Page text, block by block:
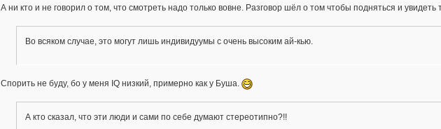
А ни кто и не говорил о том, что смотреть надо только вовне. Разговор шёл о том чтобы подняться и увидеть
Во всяком случае, это могут лишь индивидуумы с очень высоким ай-кью.
Спорить не буду, бо у меня IQ низкий, примерно как у Буша.
А кто сказал, что эти люди и сами по себе думают стереотипно?!!